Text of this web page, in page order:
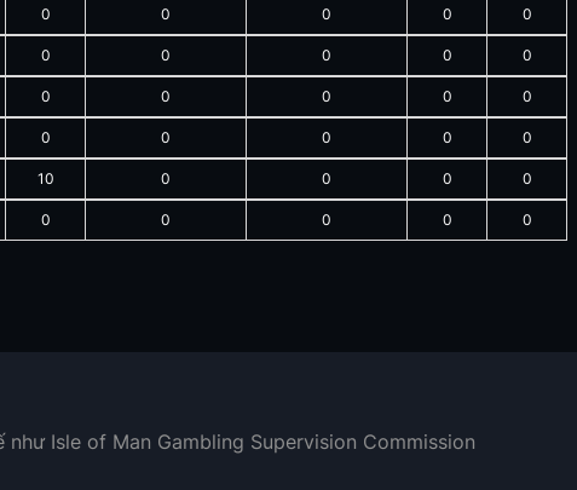
0 0 0 0 0
0 0 0 0 0
0 0 0 0 0
0 0 0 0 0
10 0 0 0 0
0 0 0 0 0
Isle of Man Gambling Supervision Commission